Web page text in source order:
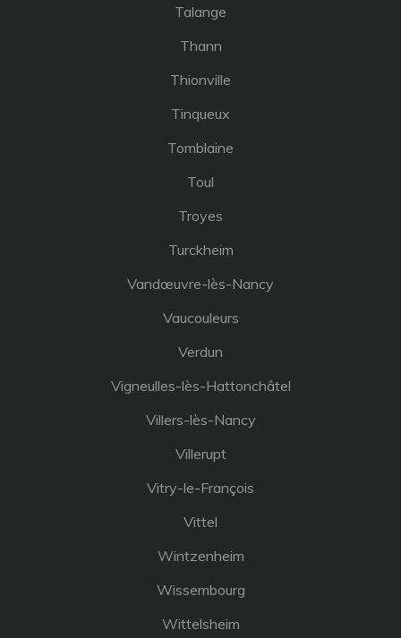
Talange
Thann
Thionville
Tinqueux
Tomblaine
Toul
Troyes
Turckheim
Vandœuvre-lès-Nancy
Vaucouleurs
Verdun
Vigneulles-lès-Hattonchâtel
Villers-lès-Nancy
Villerupt
Vitry-le-François
Vittel
Wintzenheim
Wissembourg
Wittelsheim